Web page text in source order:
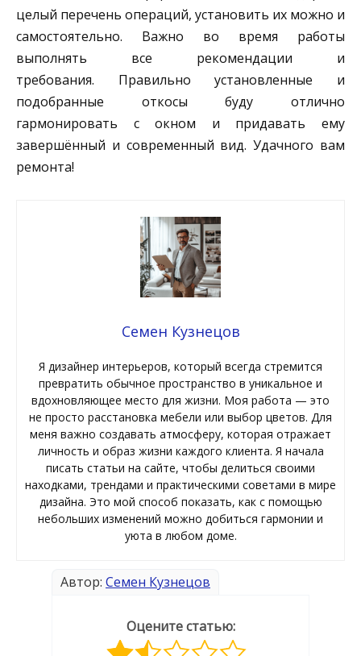
целый перечень операций, установить их можно и
самостоятельно. Важно во время работы
выполнять все рекомендации и
требования. Правильно установленные и
подобранные откосы буду отлично
гармонировать с окном и придавать ему
завершённый и современный вид. Удачного вам
ремонта!
Семен Кузнецов
Я дизайнер интерьеров, который всегда стремится
превратить обычное пространство в уникальное и
вдохновляющее место для жизни. Моя работа — это
не просто расстановка мебели или выбор цветов. Для
меня важно создавать атмосферу, которая отражает
личность и образ жизни каждого клиента. Я начала
писать статьи на сайте, чтобы делиться своими
находками, трендами и практическими советами в мире
дизайна. Это мой способ показать, как с помощью
небольших изменений можно добиться гармонии и
уюта в любом доме.
Автор: Семен Кузнецов
Оцените статью: